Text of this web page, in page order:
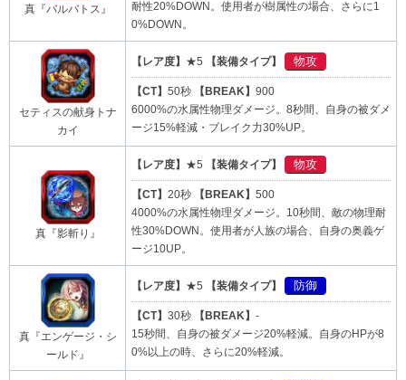
真『バルバトス』
耐性20%DOWN。使用者が樹属性の場合、さらに1
0%DOWN。
セティスの献身トナ
カイ
【レア度】 ★5 【装備タイプ】 物攻
【CT】 50秒 【BREAK】 900
6000%の水属性物理ダメージ。8秒間、自身の被ダメ
ージ15%軽減・ブレイク力30%UP。
真『影斬り』
【レア度】 ★5 【装備タイプ】 物攻
【CT】 20秒 【BREAK】 500
4000%の水属性物理ダメージ。10秒間、敵の物理耐
性30%DOWN。使用者が人族の場合、自身の奥義ゲ
ージ10UP。
真『エンゲージ・シ
ールド』
【レア度】 ★5 【装備タイプ】 防御
【CT】 30秒 【BREAK】 -
15秒間、自身の被ダメージ20%軽減。自身のHPが8
0%以上の時、さらに20%軽減。